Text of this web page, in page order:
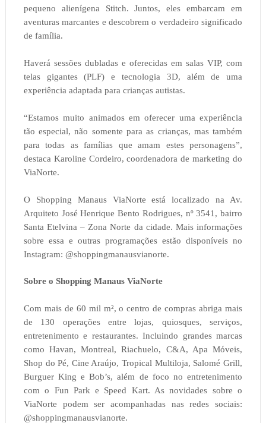
pequeno alienígena Stitch. Juntos, eles embarcam em
aventuras marcantes e descobrem o verdadeiro significado
de família.
Haverá sessões dubladas e oferecidas em salas VIP, com
telas gigantes (PLF) e tecnologia 3D, além de uma
experiência adaptada para crianças autistas.
“Estamos muito animados em oferecer uma experiência
tão especial, não somente para as crianças, mas também
para todas as famílias que amam estes personagens”,
destaca Karoline Cordeiro, coordenadora de marketing do
ViaNorte.
O Shopping Manaus ViaNorte está localizado na Av.
Arquiteto José Henrique Bento Rodrigues, nº 3541, bairro
Santa Etelvina – Zona Norte da cidade. Mais informações
sobre essa e outras programações estão disponíveis no
Instagram: @shoppingmanausvianorte.
Sobre o Shopping Manaus ViaNorte
Com mais de 60 mil m², o centro de compras abriga mais
de 130 operações entre lojas, quiosques, serviços,
entretenimento e restaurantes. Incluindo grandes marcas
como Havan, Montreal, Riachuelo, C&A, Apa Móveis,
Shop do Pé, Cine Araújo, Tropical Multiloja, Salomé Grill,
Burguer King e Bob’s, além de foco no entretenimento
com o Fun Park e Speed Kart. As novidades sobre o
ViaNorte podem ser acompanhadas nas redes sociais:
@shoppingmanausvianorte.